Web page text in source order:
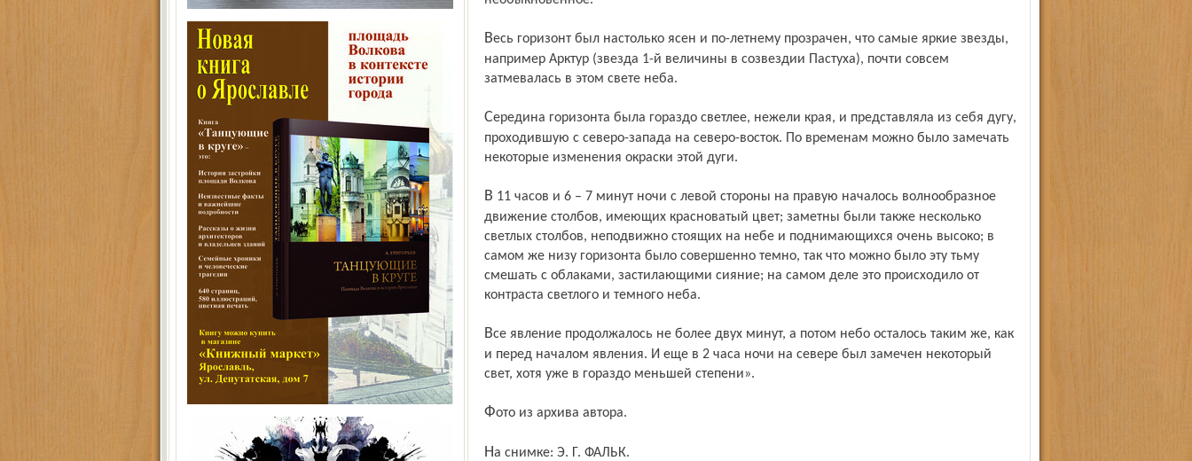
Весь горизонт был настолько ясен и по-летнему прозрачен, что самые яркие звезды,
например Арктур (звезда 1-й величины в созвездии Пастуха), почти совсем
затмевалась в этом свете неба.
Середина горизонта была гораздо светлее, нежели края, и представляла из себя дугу,
проходившую с северо-запада на северо-восток. По временам можно было замечать
некоторые изменения окраски этой дуги.
В 11 часов и 6 – 7 минут ночи с левой стороны на правую началось волнообразное
движение столбов, имеющих красноватый цвет; заметны были также несколько
светлых столбов, неподвижно стоящих на небе и поднимающихся очень высоко; в
самом же низу горизонта было совершенно темно, так что можно было эту тьму
смешать с облаками, застилающими сияние; на самом деле это происходило от
контраста светлого и темного неба.
Все явление продолжалось не более двух минут, а потом небо осталось таким же, как
и перед началом явления. И еще в 2 часа ночи на севере был замечен некоторый
свет, хотя уже в гораздо меньшей степени».
Фото из архива автора.
На снимке: Э. Г. ФАЛЬК.